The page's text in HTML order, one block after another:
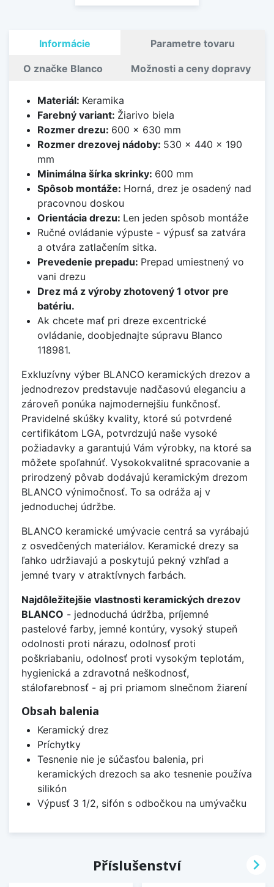
Informácie Parametre tovaru
O značke Blanco Možnosti a ceny dopravy
Materiál: Keramika
Farebný variant: Žiarivo biela
Rozmer drezu: 600 x 630 mm
Rozmer drezovej nádoby: 530 x 440 x 190
mm
Minimálna šírka skrinky: 600 mm
Spôsob montáže: Horná, drez je osadený nad
pracovnou doskou
Orientácia drezu: Len jeden spôsob montáže
Ručné ovládanie výpuste - výpusť sa zatvára
a otvára zatlačením sitka.
Prevedenie prepadu: Prepad umiestnený vo
vani drezu
Drez má z výroby zhotovený 1 otvor pre
batériu.
Ak chcete mať pri dreze excentrické
ovládanie, doobjednajte súpravu Blanco
118981.
Exkluzívny výber BLANCO keramických drezov a
jednodrezov predstavuje nadčasovú eleganciu a
zároveň ponúka najmodernejšiu funkčnosť.
Pravidelné skúšky kvality, ktoré sú potvrdené
certifikátom LGA, potvrdzujú naše vysoké
požiadavky a garantujú Vám výrobky, na ktoré sa
môžete spoľahnúť. Vysokokvalitné spracovanie a
prirodzený pôvab dodávajú keramickým drezom
BLANCO výnimočnosť. To sa odráža aj v
jednoduchej údržbe.
BLANCO keramické umývacie centrá sa vyrábajú
z osvedčených materiálov. Keramické drezy sa
ľahko udržiavajú a poskytujú pekný vzhľad a
jemné tvary v atraktívnych farbách.
Najdôležitejšie vlastnosti keramických drezov
BLANCO - jednoduchá údržba, príjemné
pastelové farby, jemné kontúry, vysoký stupeň
odolnosti proti nárazu, odolnosť proti
poškriabaniu, odolnosť proti vysokým teplotám,
hygienická a zdravotná neškodnosť,
stálofarebnosť - aj pri priamom slnečnom žiarení
Obsah balenia
Keramický drez
Príchytky
Tesnenie nie je súčasťou balenia, pri
keramických drezoch sa ako tesnenie používa
silikón
Výpusť 3 1/2, sifón s odbočkou na umývačku
Příslušenství 